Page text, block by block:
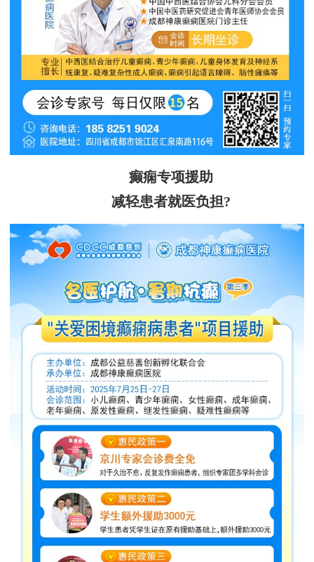
癫痫专项援助
减轻患者就医负担?